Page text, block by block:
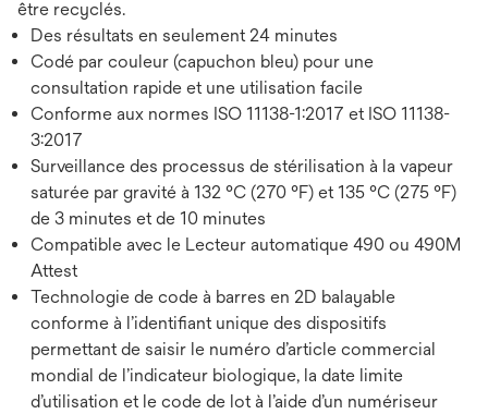
être recyclés.
Des résultats en seulement 24 minutes
Codé par couleur (capuchon bleu) pour une
consultation rapide et une utilisation facile
Conforme aux normes ISO 11138-1:2017 et ISO 11138-
3:2017
Surveillance des processus de stérilisation à la vapeur
saturée par gravité à 132 °C (270 °F) et 135 °C (275 °F)
de 3 minutes et de 10 minutes
Compatible avec le Lecteur automatique 490 ou 490M
Attest
Technologie de code à barres en 2D balayable
conforme à l’identifiant unique des dispositifs
permettant de saisir le numéro d’article commercial
mondial de l’indicateur biologique, la date limite
d’utilisation et le code de lot à l’aide d’un numériseur